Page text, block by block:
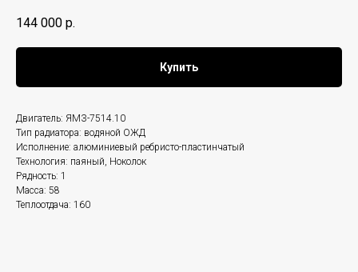
144 000 р.
Купить
Двигатель: ЯМЗ-7514.10
Тип радиатора: водяной ОЖД
Исполнение: алюминиевый ребристо-пластинчатый
Технология: паяный, Ноколок
Рядность: 1
Масса: 58
Теплоотдача: 160